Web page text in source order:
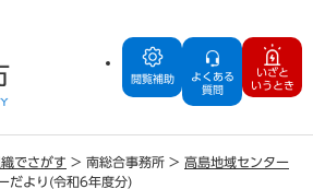
閲覧補助
よくある
質問
いざと
いうとき
でさがす > 南総合事務所 > 高島地域センター
だより(令和6年度分)